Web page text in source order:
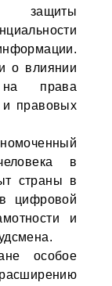
защиты
о влиянии
на права
и правовых
в
страны в
цифровой
и
особое